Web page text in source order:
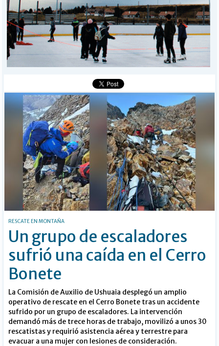
DEPORTES
POLICIALES
I-DIARIO
MÁS
BÚSQUEDA
RESCATE EN MONTAÑA
Un grupo de escaladores
sufrió una caída en el Cerro
Bonete
La Comisión de Auxilio de Ushuaia desplegó un amplio
operativo de rescate en el Cerro Bonete tras un accidente
sufrido por un grupo de escaladores. La intervención
demandó más de trece horas de trabajo, movilizó a unos 30
rescatistas y requirió asistencia aérea y terrestre para
evacuar a una mujer con lesiones de consideración.